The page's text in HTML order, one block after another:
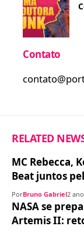
Contato
RELATED
MC Rebecca,
Beat juntos
PorBruno Gabriel2
NASA se
Artemis II: